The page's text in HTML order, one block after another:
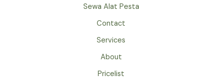
Sewa Alat Pesta
Contact
Services
About
Pricelist